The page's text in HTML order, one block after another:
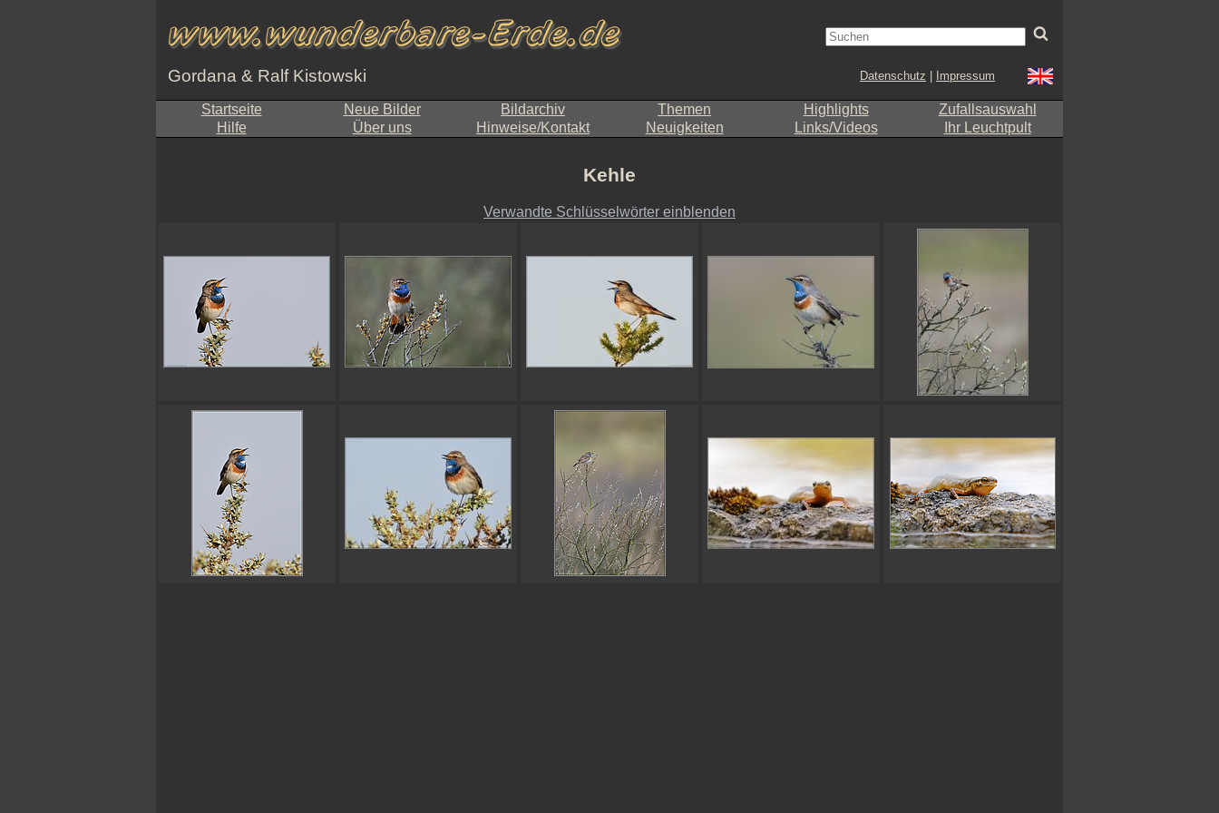
Gordana & Ralf Kistowski Datenschutz Impressum
Startseite Neue Bilder Bildarchiv Themen Highlights
Zufallsauswahl
Hilfe
Über uns Hinweise/Kontakt Neuigkeiten Links/Videos Ihr Leuchtpult
Kehle
Verwandte Schlüsselwörter einblenden